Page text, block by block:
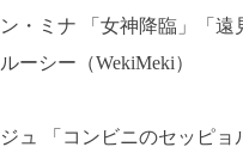
・ミナ 「女神降臨」「遠
ーシー（WekiMeki）
ュ 「コンビニのセッピョ